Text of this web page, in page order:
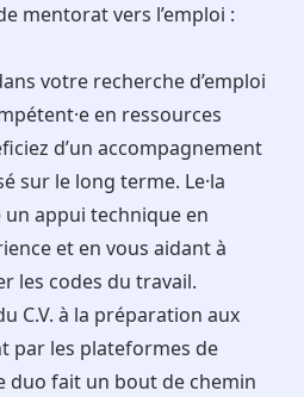
mentorat vers l’emploi :
votre recherche d’emploi
en ressources
d’un accompagnement
sur le long terme. Le·la
appui technique en
et en vous aidant à
les codes du travail.
C.V. à la préparation aux
par les plateformes de
duo fait un bout de chemin